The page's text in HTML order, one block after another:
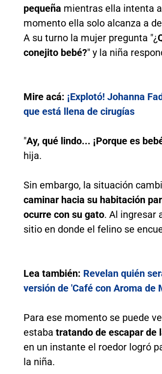
pequeña mientras ella intenta
momento ella solo alcanza a
A su turno la mujer pregunta "¿
conejito bebé?" y la niña
Mire acá: ¡Explotó! Johanna
que está llena de cirugías
"Ay, qué lindo... ¡Porque es
hija.
Sin embargo, la situación
caminar hacia su habitación
ocurre con su gato. Al ingresar
sitio en donde el felino se
Lea también: Revelan quién
versión de 'Café con Aroma de
Para ese momento se puede
estaba tratando de escapar de
en un instante el roedor logró
la niña.